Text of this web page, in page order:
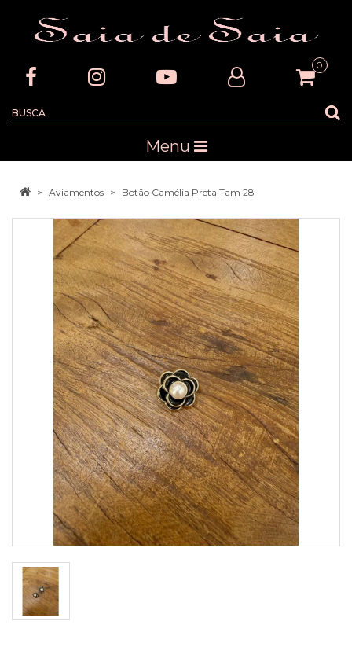
0
Menu
Aviamentos Botão Camélia Preta Tam 28